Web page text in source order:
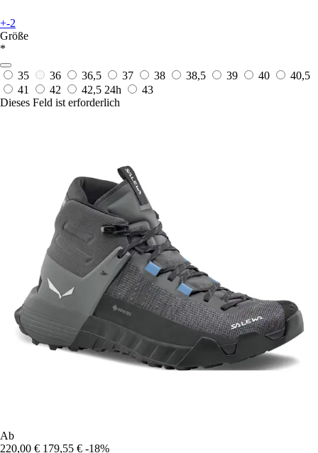
+-2
Größe
*
35 36 36,5 37 38 38,5 39 40
40,5
41
42 42,5 24h
43
Dieses Feld ist erforderlich
Ab
220,00 € 179,55 € -18%